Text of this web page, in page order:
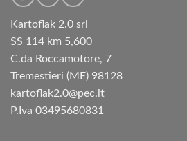
Kartoflak 2.0 srl
SS 114 km 5,600
C.da Roccamotore, 7
Tremestieri (ME) 98128
kartoflak2.0@pec.it
P.Iva 03495680831